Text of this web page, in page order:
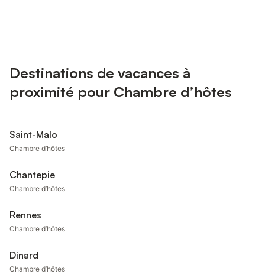
Destinations de vacances à
proximité pour Chambre d’hôtes
Saint-Malo
Chambre d’hôtes
Chantepie
Chambre d’hôtes
Rennes
Chambre d’hôtes
Dinard
Chambre d’hôtes